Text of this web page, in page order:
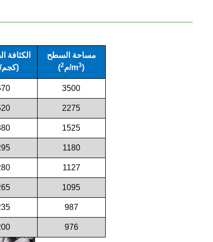
الكثافة
)
مساحة السطح
(م2 /m3)
3500
2275
1525
1180
1127
1095
987
976